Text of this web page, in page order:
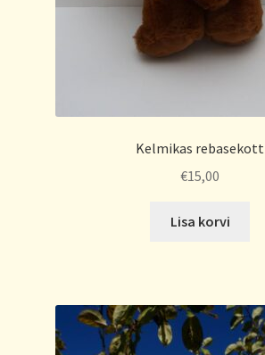
Kelmikas rebasekott
€15,00
Lisa korvi